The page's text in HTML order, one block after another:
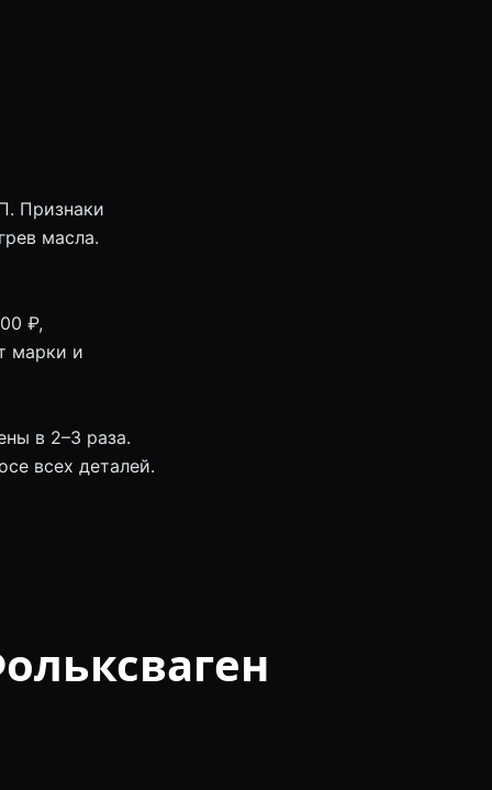
Признаки
масла.
₽,
марки и
в 2–3 раза.
всех деталей.